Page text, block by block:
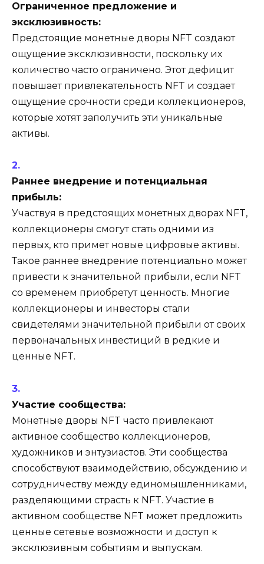
Ограниченное предложение и
эксклюзивность:
Предстоящие монетные дворы NFT создают
ощущение эксклюзивности, поскольку их
количество часто ограничено. Этот дефицит
повышает привлекательность NFT и создает
ощущение срочности среди коллекционеров,
которые хотят заполучить эти уникальные
активы.
Раннее внедрение и потенциальная
прибыль:
Участвуя в предстоящих монетных дворах NFT,
коллекционеры смогут стать одними из
первых, кто примет новые цифровые активы.
Такое раннее внедрение потенциально может
привести к значительной прибыли, если NFT
со временем приобретут ценность. Многие
коллекционеры и инвесторы стали
свидетелями значительной прибыли от своих
первоначальных инвестиций в редкие и
ценные NFT.
Участие сообщества:
Монетные дворы NFT часто привлекают
активное сообщество коллекционеров,
художников и энтузиастов. Эти сообщества
способствуют взаимодействию, обсуждению и
сотрудничеству между единомышленниками,
разделяющими страсть к NFT. Участие в
активном сообществе NFT может предложить
ценные сетевые возможности и доступ к
эксклюзивным событиям и выпускам.